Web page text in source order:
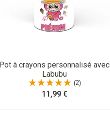
Pot à crayons personnalisé avec
Labubu
(2)
11,99 €